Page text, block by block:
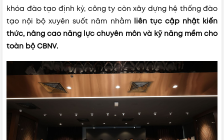
khóa đào tạo định kỳ, công ty còn xây dựng hệ thống đào
tạo nội bộ xuyên suốt năm nhằm liên tục cập nhật kiến
thức, nâng cao năng lực chuyên môn và kỹ năng mềm cho
toàn bộ CBNV.